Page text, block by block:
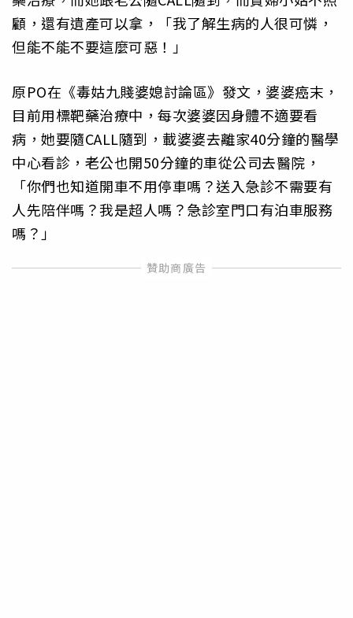
顧，還有遺產可以拿，「我了解生病的人很可憐，
但能不能不要這麼可惡！」
原PO在《毒姑九賤婆媳討論區》發文，婆婆癌末，
目前用標靶藥治療中，每次婆婆因身體不適要看
病，她要隨CALL隨到，載婆婆去離家40分鐘的醫學
中心看診，老公也開50分鐘的車從公司去醫院，
「你們也知道開車不用停車嗎？送入急診不需要有
人先陪伴嗎？我是超人嗎？急診室門口有泊車服務
嗎？」